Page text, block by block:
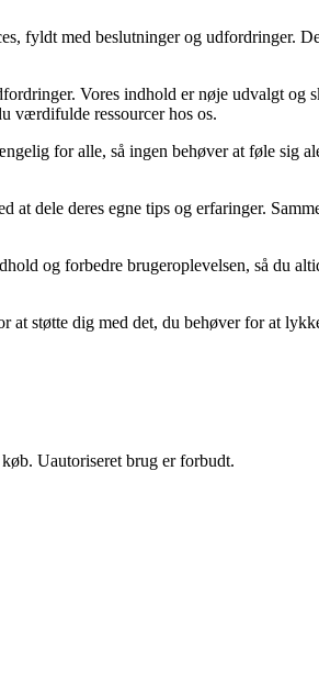
fyldt med beslutninger og udfordringer.
Vores indhold er nøje udvalgt og
værdifulde ressourcer hos os.
for alle, så ingen behøver at føle sig
dele deres egne tips og erfaringer.
og forbedre brugeroplevelsen, så du
støtte dig med det, du behøver for at
Uautoriseret brug er forbudt.